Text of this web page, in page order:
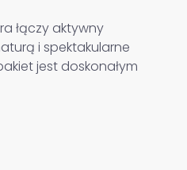
łączy aktywny
i spektakularne
jest doskonałym